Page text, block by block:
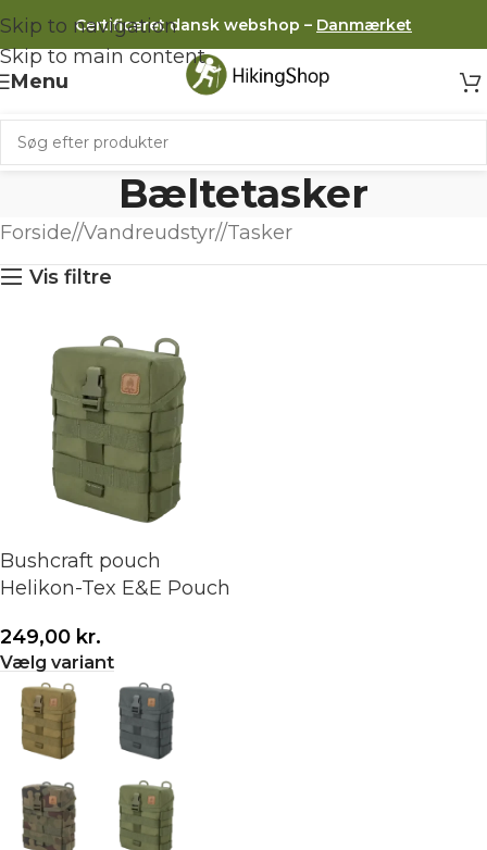
Skip to navigation
Skip to main content
Certificeret dansk webshop – Danmærket
Menu
Bæltetasker
Forside/ Vandreudstyr/ Tasker
Vis filtre
Bushcraft pouch
Helikon-Tex E&E Pouch
249,00 kr.
Vælg variant